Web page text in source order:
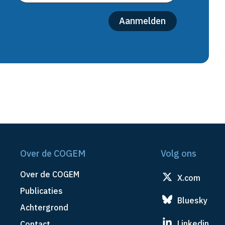
Over de COGEM
Over de COGEM
Publicaties
Achtergrond
Volg ons
X.com
Bluesky